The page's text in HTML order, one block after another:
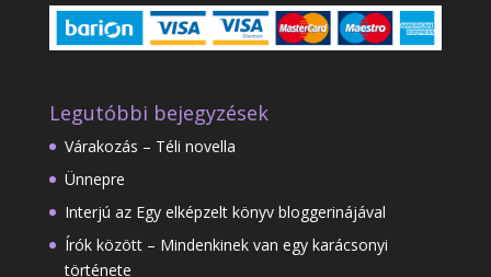
Legutóbbi bejegyzések
Várakozás – Téli novella
Ünnepre
Interjú az Egy elképzelt könyv bloggerinájával
Írók között – Mindenkinek van egy karácsonyi
története